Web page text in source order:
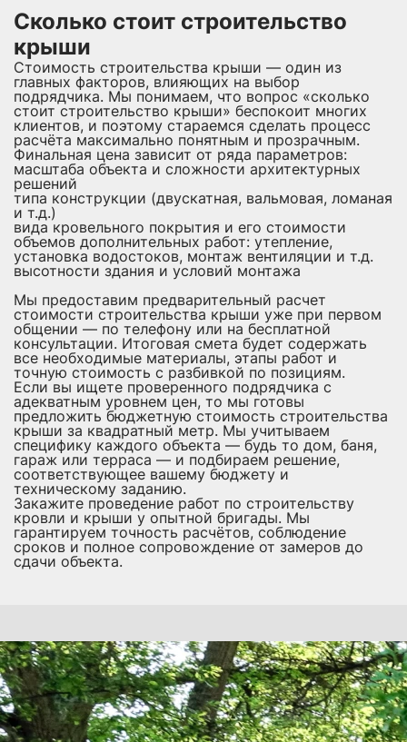
Сколько стоит строительство
крыши
Стоимость строительства крыши — один из
главных факторов, влияющих на выбор
подрядчика. Мы понимаем, что вопрос «сколько
стоит строительство крыши» беспокоит многих
клиентов, и поэтому стараемся сделать процесс
расчёта максимально понятным и прозрачным.
Финальная цена зависит от ряда параметров:
масштаба объекта и сложности архитектурных
решений
типа конструкции (двускатная, вальмовая, ломаная
и т.д.)
вида кровельного покрытия и его стоимости
объемов дополнительных работ: утепление,
установка водостоков, монтаж вентиляции и т.д.
высотности здания и условий монтажа
Мы предоставим предварительный расчет
стоимости строительства крыши уже при первом
общении — по телефону или на бесплатной
консультации. Итоговая смета будет содержать
все необходимые материалы, этапы работ и
точную стоимость с разбивкой по позициям.
Если вы ищете проверенного подрядчика с
адекватным уровнем цен, то мы готовы
предложить бюджетную стоимость строительства
крыши за квадратный метр. Мы учитываем
специфику каждого объекта — будь то дом, баня,
гараж или терраса — и подбираем решение,
соответствующее вашему бюджету и
техническому заданию.
Закажите проведение работ по строительству
кровли и крыши у опытной бригады. Мы
гарантируем точность расчётов, соблюдение
сроков и полное сопровождение от замеров до
сдачи объекта.